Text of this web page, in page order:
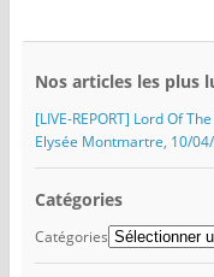
Nos articles les plus
[LIVE-REPORT] Lord Of
Elysée Montmartre, 10/
Catégories
Catégories